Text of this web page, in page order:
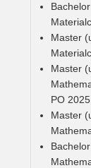
Master
Master
PO 2025
Master